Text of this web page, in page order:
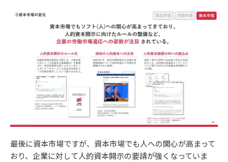
最後に資本市場ですが、資本市場でも人への関心が高まって
おり、企業に対して人的資本開示の要請が強くなっていま